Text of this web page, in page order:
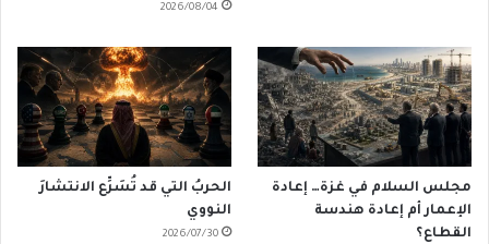
2026/08/04
مجلس السلام في غزة… إعادة
الإعمار أم إعادة هندسة
القطاع؟
الحربُ التي قد تُسَرِّع الانتشارَ
النووي
2026/07/30